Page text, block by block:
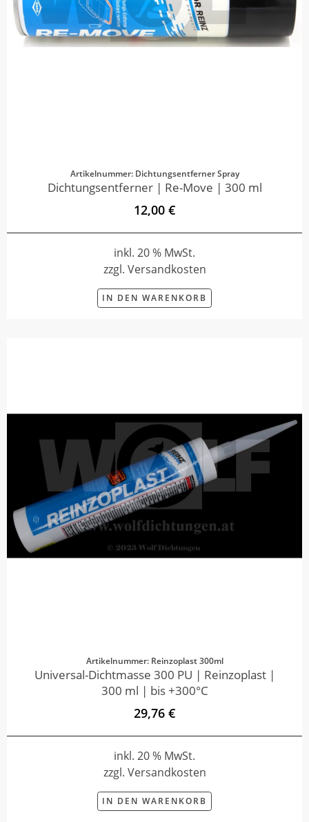
Artikelnummer: Dichtungsentferner Spray
Dichtungsentferner | Re-Move | 300 ml
12,00 €
inkl. 20 % MwSt.
zzgl. Versandkosten
IN DEN WARENKORB
Artikelnummer: Reinzoplast 300ml
Universal-Dichtmasse 300 PU | Reinzoplast |
300 ml | bis +300°C
29,76 €
inkl. 20 % MwSt.
zzgl. Versandkosten
IN DEN WARENKORB